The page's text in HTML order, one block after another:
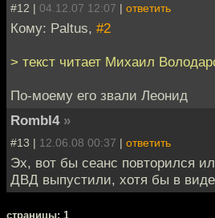
#12 | 04.12.07 12:07 | ответить
Кому: Paltus, #2
> текст читает Михаил
По-моему его звали Леонид
RombI4 »
#13 | 12.06.08 00:37 | ответить
Эх, вот бы сеанс повторился
ДВД выпустили, хотя бы в виде
cтраницы: 1